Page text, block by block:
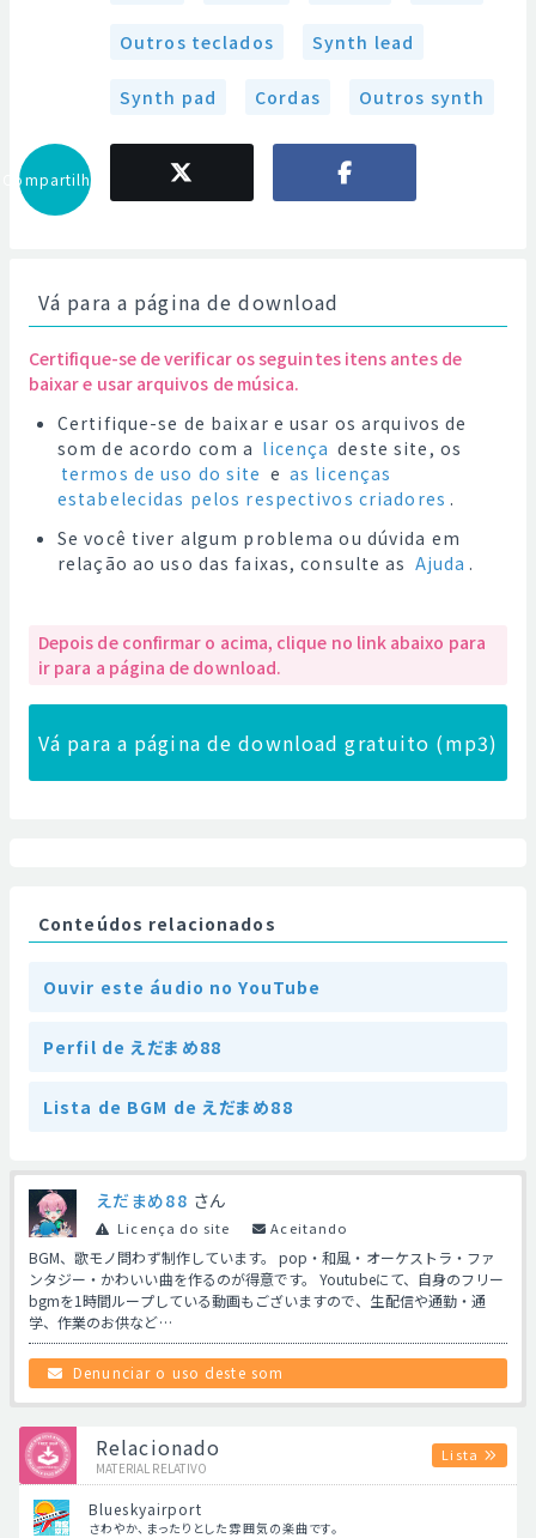
Outros teclados Synth lead
Synth pad Cordas Outros synth
Compartilhar
Vá para a página de download
Certifique-se de verificar os seguintes itens antes de
baixar e usar arquivos de música.
Certifique-se de baixar e usar os arquivos de
som de acordo com a licença deste site, os
termos de uso do site e as licenças
estabelecidas pelos respectivos criadores .
Se você tiver algum problema ou dúvida em
relação ao uso das faixas, consulte as Ajuda .
Depois de confirmar o acima, clique no link abaixo para
ir para a página de download.
Vá para a página de download gratuito (mp3)
Conteúdos relacionados
Ouvir este áudio no YouTube
Perfil de えだまめ88
Lista de BGM de えだまめ88
えだまめ88 さん
Licença do site Aceitando
BGM、歌モノ問わず制作しています。 pop・和風・オーケストラ・ファ
ンタジー・かわいい曲を作るのが得意です。 Youtubeにて、自身のフリー
bgmを1時間ループしている動画もございますので、生配信や通勤・通
学、作業のお供など…
Denunciar o uso deste som
Relacionado
MATERIAL RELATIVO
Lista
Blueskyairport
さわやか、まったりとした雰囲気の楽曲です。